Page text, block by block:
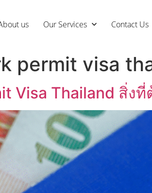
us Our Services Contact Us
permit visa
Visa Thailand สิ่ง